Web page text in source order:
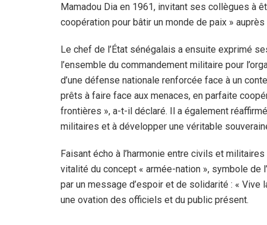
Mamadou Dia en 1961, invitant ses collègues à
coopération pour bâtir un monde de paix »
Le chef de l’État sénégalais a ensuite exprimé
l’ensemble du commandement militaire pour
d’une défense nationale renforcée face à un
prêts à faire face aux menaces, en parfaite
frontières », a-t-il déclaré. Il a également
militaires et à développer une véritable
Faisant écho à l’harmonie entre civils et
vitalité du concept « armée-nation », symbole de
par un message d’espoir et de solidarité : « Vive
une ovation des officiels et du public présent.